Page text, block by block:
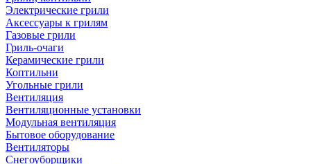
Электрические грили
Аксессуары к грилям
Газовые грили
Гриль-очаги
Керамические грили
Коптильни
Угольные грили
Вентиляция
Вентиляционные установки
Модульная вентиляция
Бытовое оборудование
Вентиляторы
Снегоуборщики